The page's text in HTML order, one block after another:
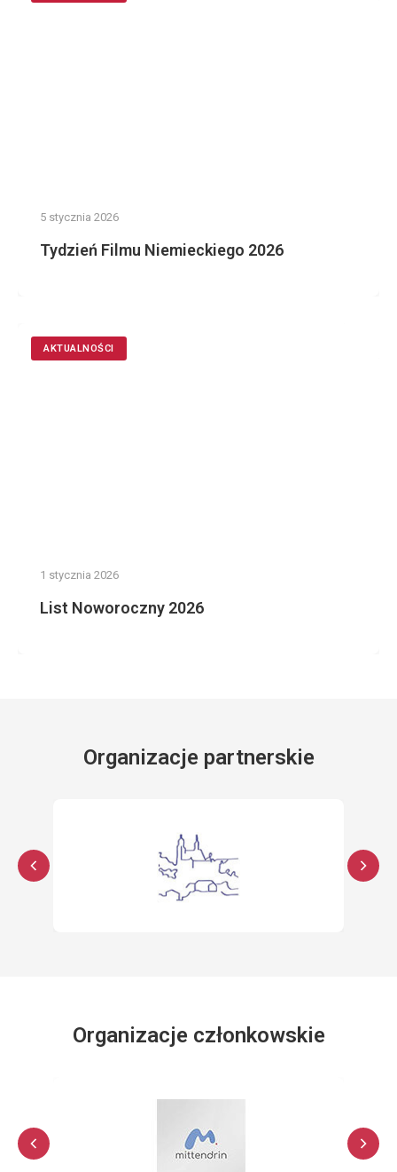
5 stycznia 2026
Tydzień Filmu Niemieckiego 2026
AKTUALNOŚCI
1 stycznia 2026
List Noworoczny 2026
Organizacje partnerskie
Organizacje członkowskie